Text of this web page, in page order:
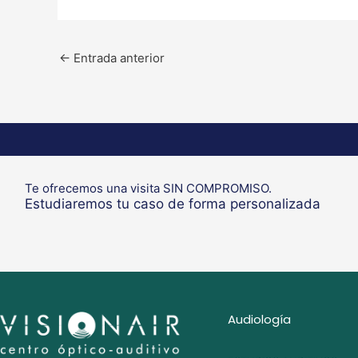
← Entrada anterior
Te ofrecemos una visita SIN COMPROMISO.
Estudiaremos tu caso de forma personalizada
Audiología